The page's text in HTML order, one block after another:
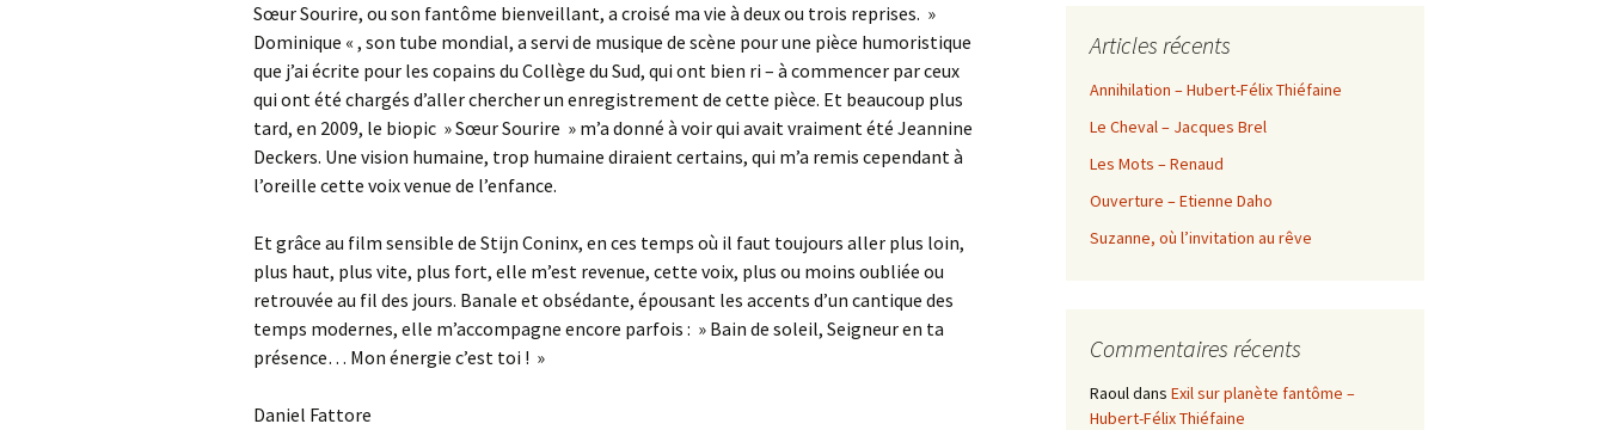
Sœur Sourire, ou son fantôme bienveillant, a croisé ma vie à deux ou trois reprises. »
Dominique « , son tube mondial, a servi de musique de scène pour une pièce humoristique
que j’ai écrite pour les copains du Collège du Sud, qui ont bien ri – à commencer par ceux
qui ont été chargés d’aller chercher un enregistrement de cette pièce. Et beaucoup plus
tard, en 2009, le biopic » Sœur Sourire » m’a donné à voir qui avait vraiment été Jeannine
Deckers. Une vision humaine, trop humaine diraient certains, qui m’a remis cependant à
l’oreille cette voix venue de l’enfance.
Et grâce au film sensible de Stijn Coninx, en ces temps où il faut toujours aller plus loin,
plus haut, plus vite, plus fort, elle m’est revenue, cette voix, plus ou moins oubliée ou
retrouvée au fil des jours. Banale et obsédante, épousant les accents d’un cantique des
temps modernes, elle m’accompagne encore parfois : » Bain de soleil, Seigneur en ta
présence… Mon énergie c’est toi ! »
Daniel Fattore
Articles récents
Annihilation – Hubert-Félix Thiéfaine
Le Cheval – Jacques Brel
Les Mots – Renaud
Ouverture – Etienne Daho
Suzanne, où l’invitation au rêve
Commentaires récents
Raouldans Exil sur planète fantôme –
Hubert-Félix Thiéfaine